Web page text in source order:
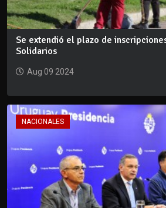
Se extendió el plazo de
Solidarios
Aug 09 2024
NACIONALES